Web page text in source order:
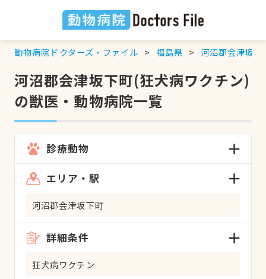
動物病院ドクターズ・ファイル 福島県 河沼郡会津坂下
河沼郡会津坂下町(狂犬病ワクチン)
の獣医・動物病院一覧
診療動物
エリア・駅
河沼郡会津坂下町
詳細条件
狂犬病ワクチン